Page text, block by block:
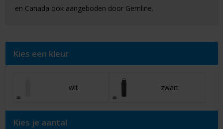
en Canada ook aangeboden door Gemline.
Kies een kleur
wit zwart
Kies je aantal